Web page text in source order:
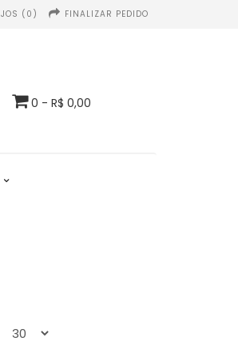
(0) FINALIZAR PEDIDO
0 - R$ 0,00